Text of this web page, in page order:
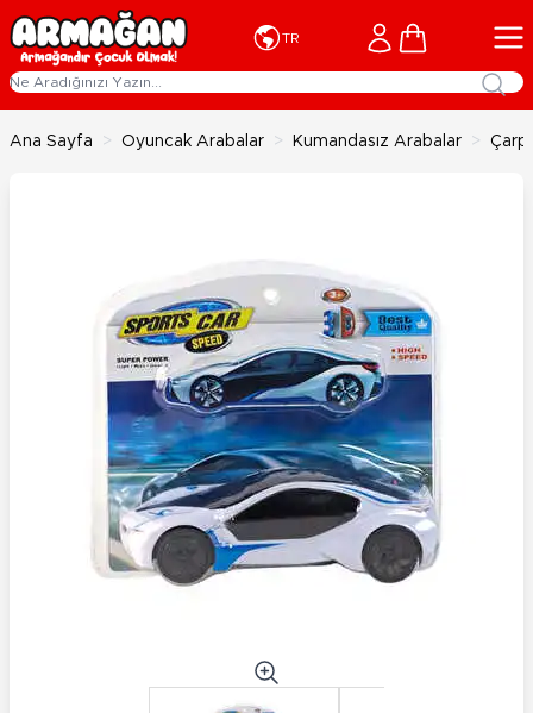
İçeriğe geç
TR Cart
Ana Sayfa > Oyuncak Arabalar > Kumandasız Arabalar >